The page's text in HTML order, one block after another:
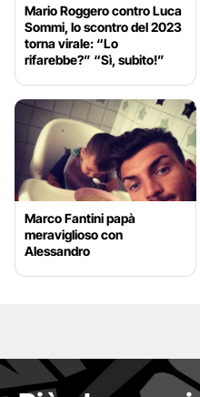
Mario Roggero contro Luca
Sommi, lo scontro del 2023
torna virale: “Lo
rifarebbe?” “Sì, subito!”
Marco Fantini papà
meraviglioso con
Alessandro